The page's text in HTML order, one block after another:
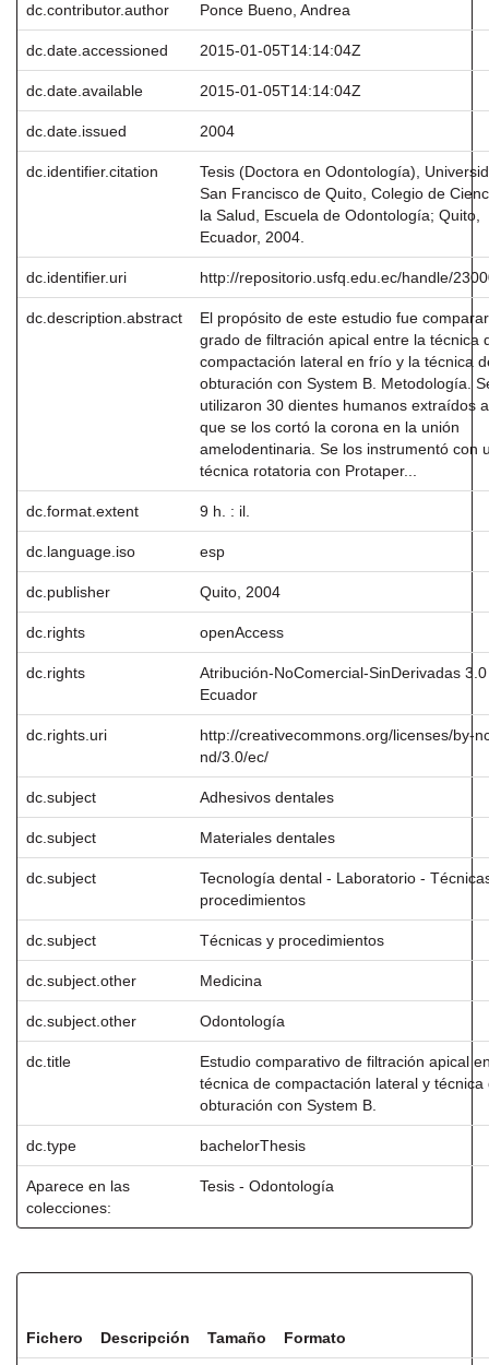
dc.contributor.author Ponce Bueno, Andrea
dc.date.accessioned 2015-01-05T14:14:04Z
dc.date.available 2015-01-05T14:14:04Z
dc.date.issued 2004
dc.identifier.citation
Tesis (Doctora en Odontología),
San Francisco de Quito, Colegio de
la Salud, Escuela de Odontología; Quito,
Ecuador, 2004.
dc.identifier.uri http://repositorio.usfq.edu.ec/handle/
dc.description.abstract
El propósito de este estudio fue
grado de filtración apical entre la técnica
compactación lateral en frío y la técnica
obturación con System B. Metodología.
utilizaron 30 dientes humanos extraídos
que se los cortó la corona en la unión
amelodentinaria. Se los instrumentó con
técnica rotatoria con Protaper...
dc.format.extent 9 h. : il.
dc.language.iso esp
dc.publisher Quito, 2004
dc.rights openAccess
dc.rights
Atribución-NoComercial-SinDerivadas 3.0
Ecuador
dc.rights.uri
http://creativecommons.org/licenses/by-
nd/3.0/ec/
dc.subject Adhesivos dentales
dc.subject Materiales dentales
dc.subject
Tecnología dental - Laboratorio -
procedimientos
dc.subject Técnicas y procedimientos
dc.subject.other Medicina
dc.subject.other Odontología
dc.title
Estudio comparativo de filtración apical
técnica de compactación lateral y técnica
obturación con System B.
dc.type bachelorThesis
Aparece en las
colecciones:
Tesis - Odontología
Fichero Descripción Tamaño Formato